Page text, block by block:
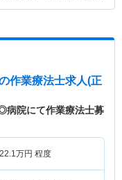
作業療法士求人(正
病院にて作業療法士募
22.1 万円 程度